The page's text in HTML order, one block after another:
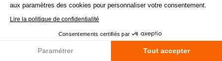
AJOUTER AU PANIER
Comparer
aux paramètres des cookies pour personnaliser votre consentement.
Lire la politique de confidentialité
Consentements certifiés par
Paramétrer Tout accepter